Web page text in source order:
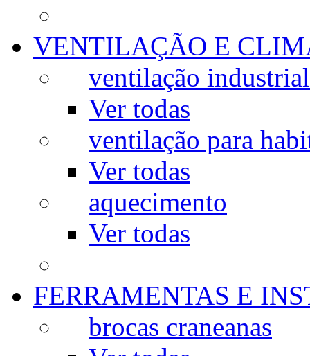
VENTILAÇÃO E
ventilação industrial
Ver todas
ventilação para
Ver todas
aquecimento
Ver todas
FERRAMENTAS E
brocas craneanas